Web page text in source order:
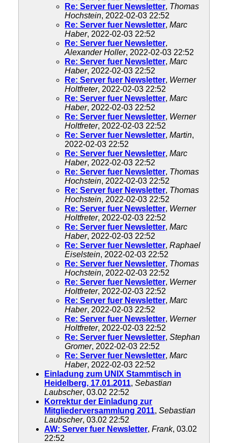
Re: Server fuer Newsletter, Thomas
Hochstein, 2022-02-03 22:52
Re: Server fuer Newsletter, Marc
Haber, 2022-02-03 22:52
Re: Server fuer Newsletter,
Alexander Holler, 2022-02-03 22:52
Re: Server fuer Newsletter, Marc
Haber, 2022-02-03 22:52
Re: Server fuer Newsletter, Werner
Holtfreter, 2022-02-03 22:52
Re: Server fuer Newsletter, Marc
Haber, 2022-02-03 22:52
Re: Server fuer Newsletter, Werner
Holtfreter, 2022-02-03 22:52
Re: Server fuer Newsletter, Martin,
2022-02-03 22:52
Re: Server fuer Newsletter, Marc
Haber, 2022-02-03 22:52
Re: Server fuer Newsletter, Thomas
Hochstein, 2022-02-03 22:52
Re: Server fuer Newsletter, Thomas
Hochstein, 2022-02-03 22:52
Re: Server fuer Newsletter, Werner
Holtfreter, 2022-02-03 22:52
Re: Server fuer Newsletter, Marc
Haber, 2022-02-03 22:52
Re: Server fuer Newsletter, Raphael
Eiselstein, 2022-02-03 22:52
Re: Server fuer Newsletter, Thomas
Hochstein, 2022-02-03 22:52
Re: Server fuer Newsletter, Werner
Holtfreter, 2022-02-03 22:52
Re: Server fuer Newsletter, Marc
Haber, 2022-02-03 22:52
Re: Server fuer Newsletter, Werner
Holtfreter, 2022-02-03 22:52
Re: Server fuer Newsletter, Stephan
Gromer, 2022-02-03 22:52
Re: Server fuer Newsletter, Marc
Haber, 2022-02-03 22:52
Einladung zum UNIX Stammtisch in
Heidelberg, 17.01.2011, Sebastian
Laubscher, 03.02 22:52
Korrektur der Einladung zur
Mitgliederversammlung 2011, Sebastian
Laubscher, 03.02 22:52
AW: Server fuer Newsletter, Frank, 03.02
22:52